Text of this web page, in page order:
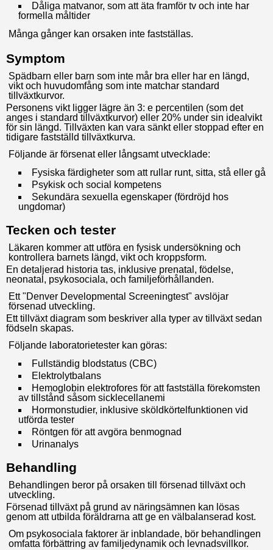
Dåliga matvanor, som att äta framför tv och inte har
formella måltider
Många gånger kan orsaken inte fastställas.
Symptom
Spädbarn eller barn som inte mår bra eller har en längd,
vikt och huvudomfång som inte matchar standard
tillväxtkurvor.
Personens vikt ligger lägre än 3: e percentilen (som det
anges i standard tillväxtkurvor) eller 20% under sin idealvikt
för sin längd. Tillväxten kan vara sänkt eller stoppad efter en
tidigare fastställd tillväxtkurva.
Följande är försenat eller långsamt utvecklade:
Fysiska färdigheter som att rullar runt, sitta, stå eller gå
Psykisk och social kompetens
Sekundära sexuella egenskaper (fördröjd hos
ungdomar)
Tecken och tester
Läkaren kommer att utföra en fysisk undersökning och
kontrollera barnets längd, vikt och kroppsform.
En detaljerad historia tas, inklusive prenatal, födelse,
neonatal, psykosociala, och familjeförhållanden.
Ett "Denver Developmental Screeningtest" avslöjar
försenad utveckling.
Ett tillväxt diagram som beskriver alla typer av tillväxt sedan
födseln skapas.
Följande laboratorietester kan göras:
Fullständig blodstatus (CBC)
Elektrolytbalans
Hemoglobin elektrofores för att fastställa förekomsten
av tillstånd såsom sicklecellanemi
Hormonstudier, inklusive sköldkörtelfunktionen vid
utförda tester
Röntgen för att avgöra benmognad
Urinanalys
Behandling
Behandlingen beror på orsaken till försenad tillväxt och
utveckling.
Försenad tillväxt på grund av näringsämnen kan lösas
genom att utbilda föräldrarna att ge en välbalanserad kost.
Om psykosociala faktorer är inblandade, bör behandlingen
omfatta förbättring av familjedynamik och levnadsvillkor.